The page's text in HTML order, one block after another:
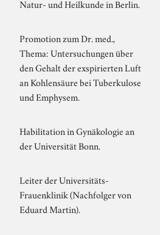
Natur- und Heilkunde in Berlin.
Promotion zum Dr. med.,
Thema: Untersuchungen über
den Gehalt der exspirierten Luft
an Kohlensäure bei Tuberkulose
und Emphysem.
Habilitation in Gynäkologie an
der Universität Bonn.
Leiter der Universitäts-
Frauenklinik (Nachfolger von
Eduard Martin).